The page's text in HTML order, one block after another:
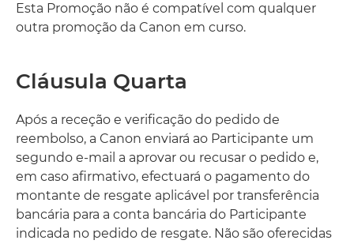
Esta Promoção não é compatível com qualquer
outra promoção da Canon em curso.
Cláusula Quarta
Após a receção e verificação do pedido de
reembolso, a Canon enviará ao Participante um
segundo e-mail a aprovar ou recusar o pedido e,
em caso afirmativo, efectuará o pagamento do
montante de resgate aplicável por transferência
bancária para a conta bancária do Participante
indicada no pedido de resgate. Não são oferecidas